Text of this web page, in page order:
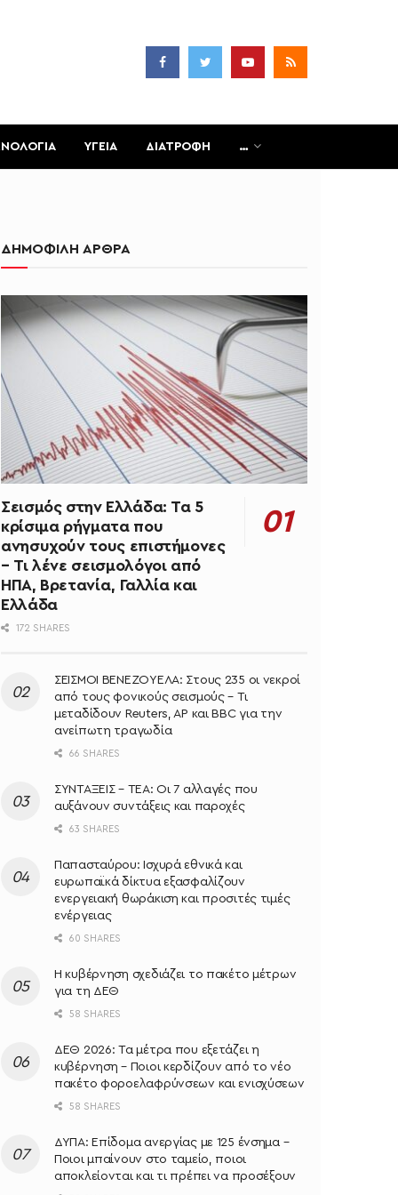
ΥΓΕΙΑ ΔΙΑΤΡΟΦΗ …
ΔΗΜΟΦΙΛΗ ΑΡΘΡΑ
Σεισμός στην Ελλάδα: Τα 5
κρίσιμα ρήγματα που
ανησυχούν τους επιστήμονες
– Τι λένε σεισμολόγοι από
ΗΠΑ, Βρετανία, Γαλλία και
Ελλάδα
172 SHARES
ΣΕΙΣΜΟΙ ΒΕΝΕΖΟΥΕΛΑ: Στους 235 οι νεκροί
από τους φονικούς σεισμούς – Τι
μεταδίδουν Reuters, AP και BBC για την
ανείπωτη τραγωδία
66 SHARES
ΣΥΝΤΑΞΕΙΣ – ΤΕΑ: Οι 7 αλλαγές που
αυξάνουν συντάξεις και παροχές
63 SHARES
Παπασταύρου: Ισχυρά εθνικά και
ευρωπαϊκά δίκτυα εξασφαλίζουν
ενεργειακή θωράκιση και προσιτές τιμές
ενέργειας
60 SHARES
Η κυβέρνηση σχεδιάζει το πακέτο μέτρων
για τη ΔΕΘ
58 SHARES
ΔΕΘ 2026: Τα μέτρα που εξετάζει η
κυβέρνηση – Ποιοι κερδίζουν από το νέο
πακέτο φοροελαφρύνσεων και ενισχύσεων
58 SHARES
ΔΥΠΑ: Επίδομα ανεργίας με 125 ένσημα –
Ποιοι μπαίνουν στο ταμείο, ποιοι
αποκλείονται και τι πρέπει να προσέξουν